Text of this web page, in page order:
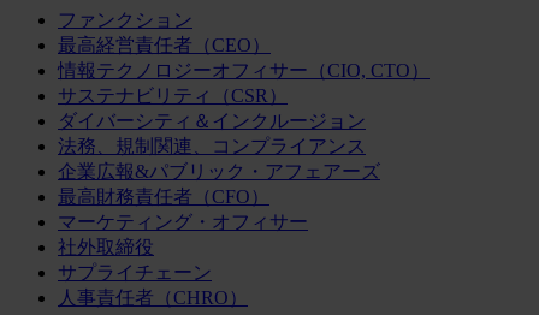
ファンクション
最高経営責任者（CEO）
情報テクノロジーオフィサー（CIO, CTO）
サステナビリティ（CSR）
ダイバーシティ＆インクルージョン
法務、規制関連、コンプライアンス
企業広報&パブリック・アフェアーズ
最高財務責任者（CFO）
マーケティング・オフィサー
社外取締役
サプライチェーン
人事責任者（CHRO）